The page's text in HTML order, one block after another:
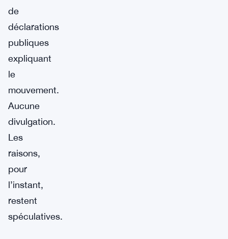
de
déclarations
publiques
expliquant
le
mouvement.
Aucune
divulgation.
Les
raisons,
pour
l’instant,
restent
spéculatives.